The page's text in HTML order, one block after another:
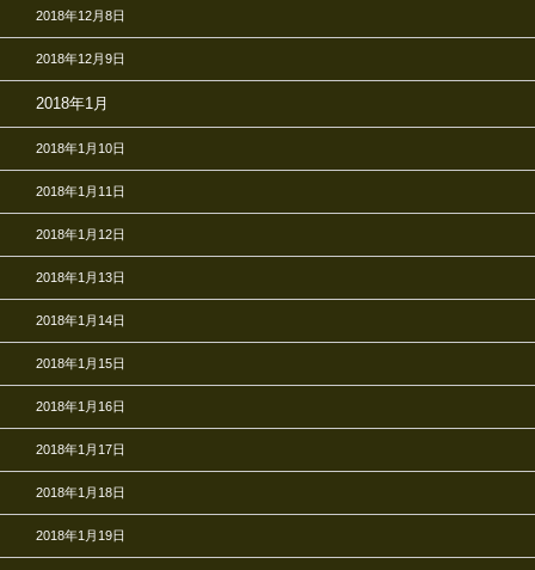
2018年12月8日
2018年12月9日
2018年1月
2018年1月10日
2018年1月11日
2018年1月12日
2018年1月13日
2018年1月14日
2018年1月15日
2018年1月16日
2018年1月17日
2018年1月18日
2018年1月19日